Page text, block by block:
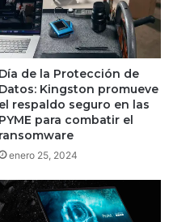
Día de la Protección de
Datos: Kingston promueve
el respaldo seguro en las
PYME para combatir el
ransomware
enero 25, 2024